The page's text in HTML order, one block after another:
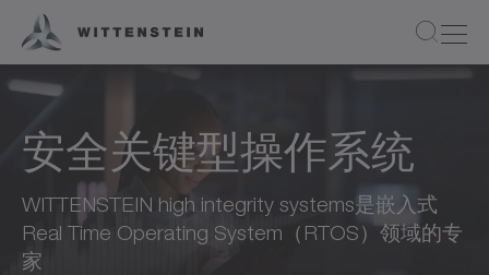
安全关键型操作系统
WITTENSTEIN high integrity systems是嵌入式
Real Time Operating System（RTOS）领域的专
家